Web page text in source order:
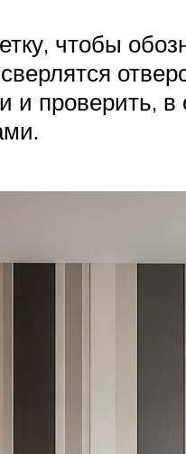
чтобы
и проверить,